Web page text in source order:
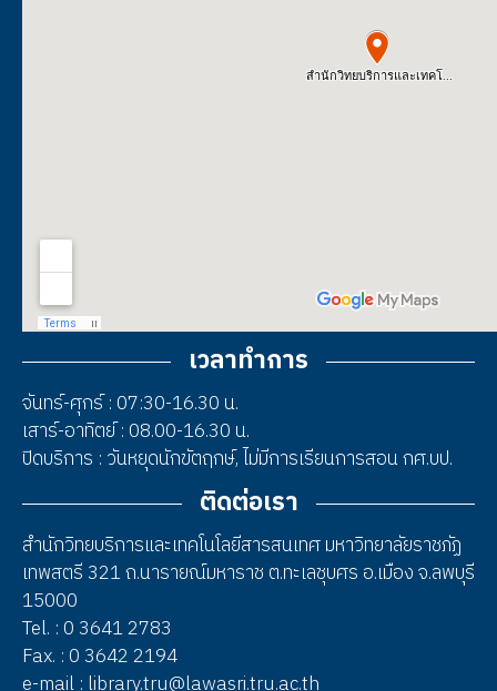
เวลาทำการ
จันทร์-ศุกร์ : 07:30-16.30 น.
เสาร์-อาทิตย์ : 08.00-16.30 น.
ปิดบริการ : วันหยุดนักขัตฤกษ์, ไม่มีการเรียนการสอน กศ.บป.
ติดต่อเรา
สำนักวิทยบริการและเทคโนโลยีสารสนเทศ มหาวิทยาลัยราชภัฏ
เทพสตรี 321 ถ.นารายณ์มหาราช ต.ทะเลชุบศร อ.เมือง จ.ลพบุรี
15000
Tel. : 0 3641 2783
Fax. : 0 3642 2194